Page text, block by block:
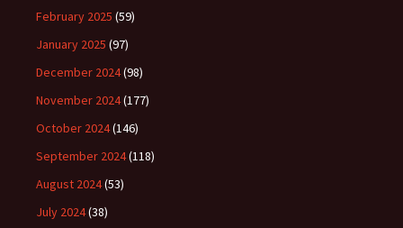
February 2025 (59)
January 2025 (97)
December 2024(98)
November 2024(177)
October 2024(146)
September 2024(118)
August 2024(53)
July 2024(38)